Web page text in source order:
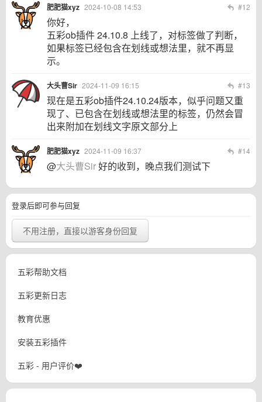
肥肥猫xyz 2024-10-08 14:53 #12
你好，
五彩ob插件 24.10.8 上线了，对标签做了判断，
如果标签已经包含在划线或想法里，就不再显
示。
大头曹Sir 2024-11-09 16:15 #13
现在是五彩ob插件24.10.24版本，似乎问题又重
现了、已包含在划线或想法里的标签，仍然会冒
出来附加在划线文字原文部分上
肥肥猫xyz 2024-11-09 16:37 #14
@大头曹Sir好的收到，晚点我们测试下
登录后即可参与回复
不用注册，直接以游客身份回复
五彩帮助文档
五彩更新日志
教育优惠
安装五彩插件
五彩 - 用户评价❤️